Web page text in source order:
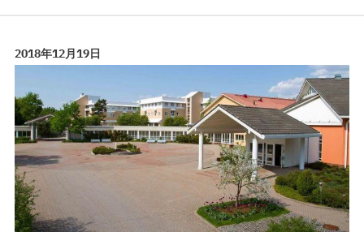
2018年12月19日